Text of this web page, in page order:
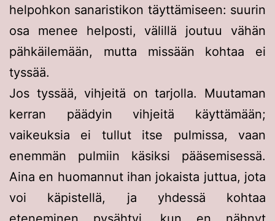
helpohkon sanaristikon täyttämiseen: suurin
osa menee helposti, välillä joutuu vähän
pähkäilemään, mutta missään kohtaa ei
tyssää.
Jos tyssää, vihjeitä on tarjolla. Muutaman
kerran päädyin vihjeitä käyttämään;
vaikeuksia ei tullut itse pulmissa, vaan
enemmän pulmiin käsiksi pääsemisessä.
Aina en huomannut ihan jokaista juttua, jota
voi käpistellä, ja yhdessä kohtaa